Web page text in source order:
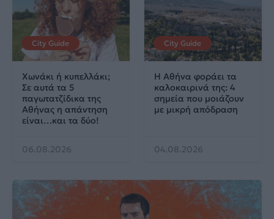
City Guide
Χωνάκι ή κυπελλάκι;
Σε αυτά τα 5
παγωτατζίδικα της
Αθήνας η απάντηση
είναι…και τα δύο!
06.08.2026
City Guide
Η Αθήνα φοράει τα
καλοκαιρινά της: 4
σημεία που μοιάζουν
με μικρή απόδραση
04.08.2026